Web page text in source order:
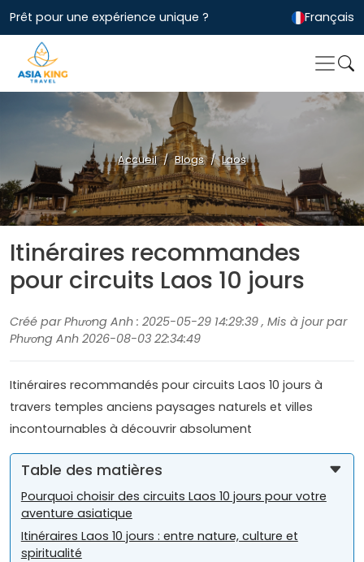
Prêt pour une expérience unique ? Français
Accueil Blogs Laos
Itinéraires recommandes
pour circuits Laos 10 jours
Créé par Phương Anh : 2025-05-29 14:29:39 , Mis à jour par
Phương Anh 2026-08-03 22:34:49
Itinéraires recommandés pour circuits Laos 10 jours à
travers temples anciens paysages naturels et villes
incontournables à découvrir absolument
Table des matières
Pourquoi choisir des circuits Laos 10 jours pour votre
aventure asiatique
Itinéraires Laos 10 jours : entre nature, culture et
spiritualité